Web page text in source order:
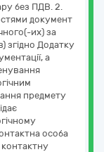
без ПДВ. 2.
документ
их) за
згідно Додатку
а
предмету
особа